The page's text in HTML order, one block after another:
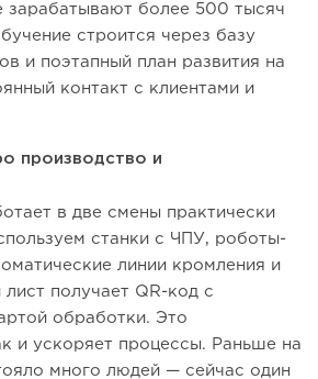
зарабатывают более 500 тысяч
строится через базу
и поэтапный план развития на
контакт с клиентами и
производство и
в две смены практически
станки с ЧПУ, роботы-
линии кромления и
получает QR-код с
обработки. Это
и ускоряет процессы. Раньше на
много людей — сейчас один